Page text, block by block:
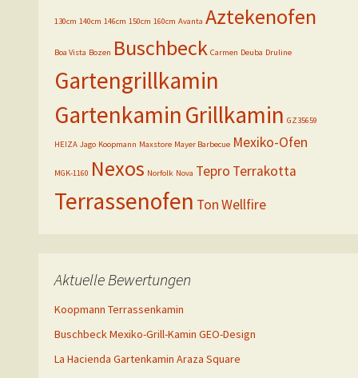
130cm 140cm 146cm 150cm 160cm Avanta Aztekenofen
Boa Vista Bozen Buschbeck Carmen Deuba Druline
Gartengrillkamin
GartenkaminGrillkamin GZ35659
HEIZA Jago Koopmann Maxstore Mayer Barbecue Mexiko-Ofen
MGK-1160 Nexos Norfolk Nova Tepro Terrakotta
Terrassenofen TonWellfire
Aktuelle Bewertungen
Koopmann Terrassenkamin
Buschbeck Mexiko-Grill-Kamin GEO-Design
La Hacienda Gartenkamin Araza Square